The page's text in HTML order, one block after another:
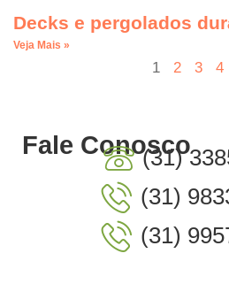
Decks e pergolados
Veja Mais »
1 2 3 4
Fale Conosco
(31)
(31)
(31)